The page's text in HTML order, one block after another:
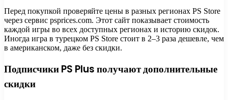
Перед покупкой проверяйте цены в разных регионах PS Store
через сервис psprices.com. Этот сайт показывает стоимость
каждой игры во всех доступных регионах и историю скидок.
Иногда игра в турецком PS Store стоит в 2–3 раза дешевле, чем
в американском, даже без скидки.
Подписчики PS Plus получают дополнительные
скидки